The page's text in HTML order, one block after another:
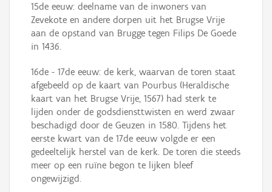
15de eeuw: deelname van de inwoners van
Zevekote en andere dorpen uit het Brugse Vrije
aan de opstand van Brugge tegen Filips De Goede
in 1436.
16de - 17de eeuw: de kerk, waarvan de toren staat
afgebeeld op de kaart van Pourbus (Heraldische
kaart van het Brugse Vrije, 1567) had sterk te
lijden onder de godsdiensttwisten en werd zwaar
beschadigd door de Geuzen in 1580. Tijdens het
eerste kwart van de 17de eeuw volgde er een
gedeeltelijk herstel van de kerk. De toren die steeds
meer op een ruïne begon te lijken bleef
ongewijzigd.